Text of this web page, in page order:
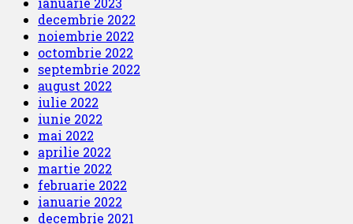
decembrie 2022
noiembrie 2022
octombrie 2022
septembrie 2022
august 2022
iulie 2022
iunie 2022
mai 2022
aprilie 2022
martie 2022
februarie 2022
ianuarie 2022
decembrie 2021